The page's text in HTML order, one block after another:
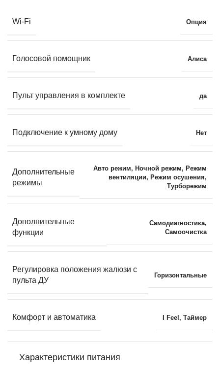
Wi-Fi Опция
Голосовой помощник Алиса
Пульт управления в комплекте да
Подключение к умному дому Нет
Дополнительные
режимы
Авто режим, Ночной режим, Режим
вентиляции, Режим осушения,
Турборежим
Дополнительные
функции
Самодиагностика,
Самоочистка
Регулировка положения жалюзи с
пульта ДУ
Горизонтальные
Комфорт и автоматика I Feel , Таймер
Характеристики питания